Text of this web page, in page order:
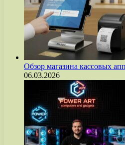
Обзор магазина кассовых
06.03.2026